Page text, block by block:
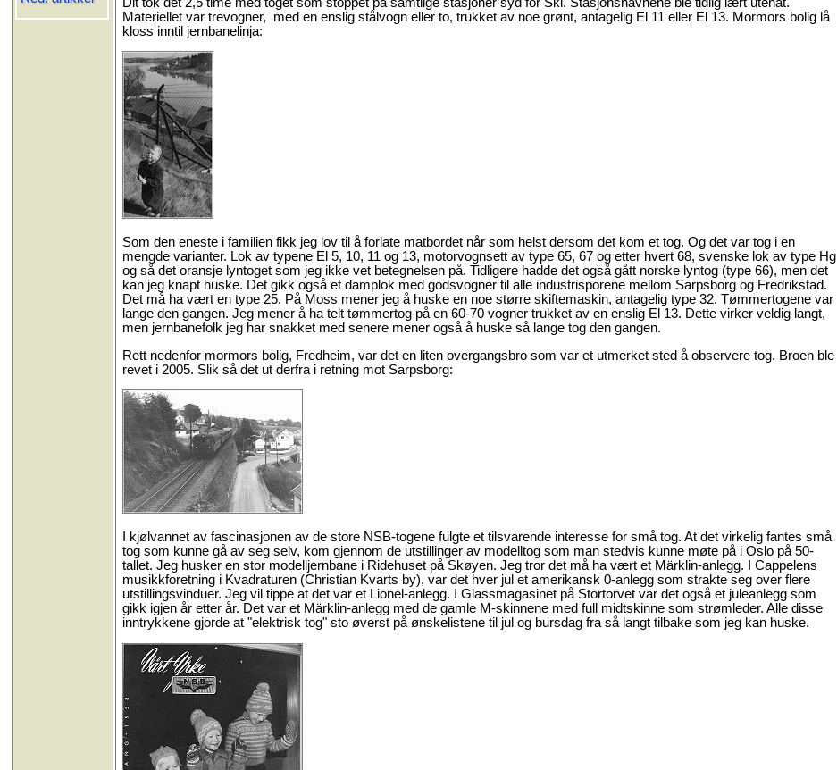
Materiellet var trevogner, med en enslig stålvogn eller to, trukket av noe grønt, antagelig El 11 eller El 13. Mormors bolig lå
kloss inntil jernbanelinja:
Som den eneste i familien fikk jeg lov til å forlate matbordet når som helst dersom det kom et tog. Og det var tog i en
mengde varianter. Lok av typene El 5, 10, 11 og 13, motorvognsett av type 65, 67 og etter hvert 68, svenske lok av type Hg
og så det oransje lyntoget som jeg ikke vet betegnelsen på. Tidligere hadde det også gått norske lyntog (type 66), men det
kan jeg knapt huske. Det gikk også et damplok med godsvogner til alle industrisporene mellom Sarpsborg og Fredrikstad.
Det må ha vært en type 25. På Moss mener jeg å huske en noe større skiftemaskin, antagelig type 32. Tømmertogene var
lange den gangen. Jeg mener å ha telt tømmertog på en 60-70 vogner trukket av en enslig El 13. Dette virker veldig langt,
men jernbanefolk jeg har snakket med senere mener også å huske så lange tog den gangen.
Rett nedenfor mormors bolig, Fredheim, var det en liten overgangsbro som var et utmerket sted å observere tog. Broen ble
revet i 2005. Slik så det ut derfra i retning mot Sarpsborg:
I kjølvannet av fascinasjonen av de store NSB-togene fulgte et tilsvarende interesse for små tog. At det virkelig fantes små
tog som kunne gå av seg selv, kom gjennom de utstillinger av modelltog som man stedvis kunne møte på i Oslo på 50-
tallet. Jeg husker en stor modelljernbane i Ridehuset på Skøyen. Jeg tror det må ha vært et Märklin-anlegg. I Cappelens
musikkforetning i Kvadraturen (Christian Kvarts by), var det hver jul et amerikansk 0-anlegg som strakte seg over flere
utstillingsvinduer. Jeg vil tippe at det var et Lionel-anlegg. I Glassmagasinet på Stortorvet var det også et juleanlegg som
gikk igjen år etter år. Det var et Märklin-anlegg med de gamle M-skinnene med full midtskinne som strømleder. Alle disse
inntrykkene gjorde at "elektrisk tog" sto øverst på ønskelistene til jul og bursdag fra så langt tilbake som jeg kan huske.